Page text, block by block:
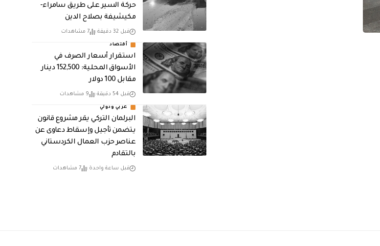
حركة السير على طريق سامراء-
مكيشيفة بصلاح الدين
قبل 32 دقيقة 7 مشاهدات
أقتصاد
استقرار أسعار الصرف في
الأسواق المحلية: 152,500 دينار
مقابل 100 دولار
قبل 54 دقيقة 9 مشاهدات
عربي ودولي
البرلمان التركي يقر مشروع قانون
يتضمن تأجيل وإسقاط دعاوى عن
عناصر حزب العمال الكردستاني
بالتقادم
قبل ساعة واحدة 7 مشاهدات